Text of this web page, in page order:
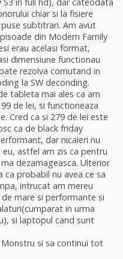
chiar si la fisiere
subtitrari. Am avut
din Modern Family
erau acelasi format,
dimensiune functionau
rezolva comutand in
la SW deconding.
tableta mai ales ca am
de lei, si functioneaza
Cred ca si 279 de lei este
ca de black friday
dar nicaieri nu
astfel am zis ca pentru
dezamageasca. Ulterior
probabil nu avea ce sa
intrucat am mereu
mare si performante si
in urma
si laptopul cand sunt
si sa continui tot